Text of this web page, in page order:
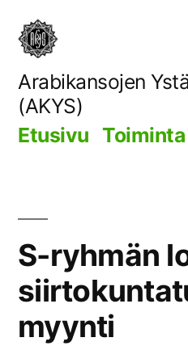
Siirry
sisältöön
Arabikansojen
(AKYS)
Etusivu Toiminta
S-ryhmän
myynti